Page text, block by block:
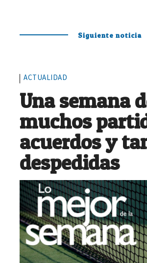
Siguiente noticia
ACTUALIDAD
Una semana
muchos
acuerdos y
despedidas